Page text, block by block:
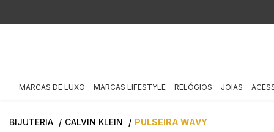
MARCAS DE LUXO MARCAS LIFESTYLE RELÓGIOS JOIAS
BIJUTERIA CALVIN KLEIN PULSEIRA WAVY